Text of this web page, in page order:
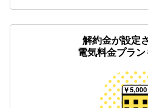
解約金が設定
電気料金プラ